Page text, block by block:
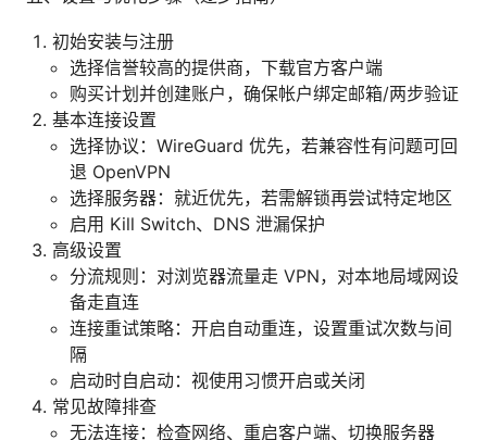
初始安装与注册
选择信誉较高的提供商，下载官方客户端
购买计划并创建账户，确保帐户绑定邮箱/两步验证
基本连接设置
选择协议：WireGuard 优先，若兼容性有问题可回
退 OpenVPN
选择服务器：就近优先，若需解锁再尝试特定地区
启用 Kill Switch、DNS 泄漏保护
高级设置
分流规则：对浏览器流量走 VPN，对本地局域网设
备走直连
连接重试策略：开启自动重连，设置重试次数与间
隔
启动时自启动：视使用习惯开启或关闭
常见故障排查
无法连接：检查网络、重启客户端、切换服务器